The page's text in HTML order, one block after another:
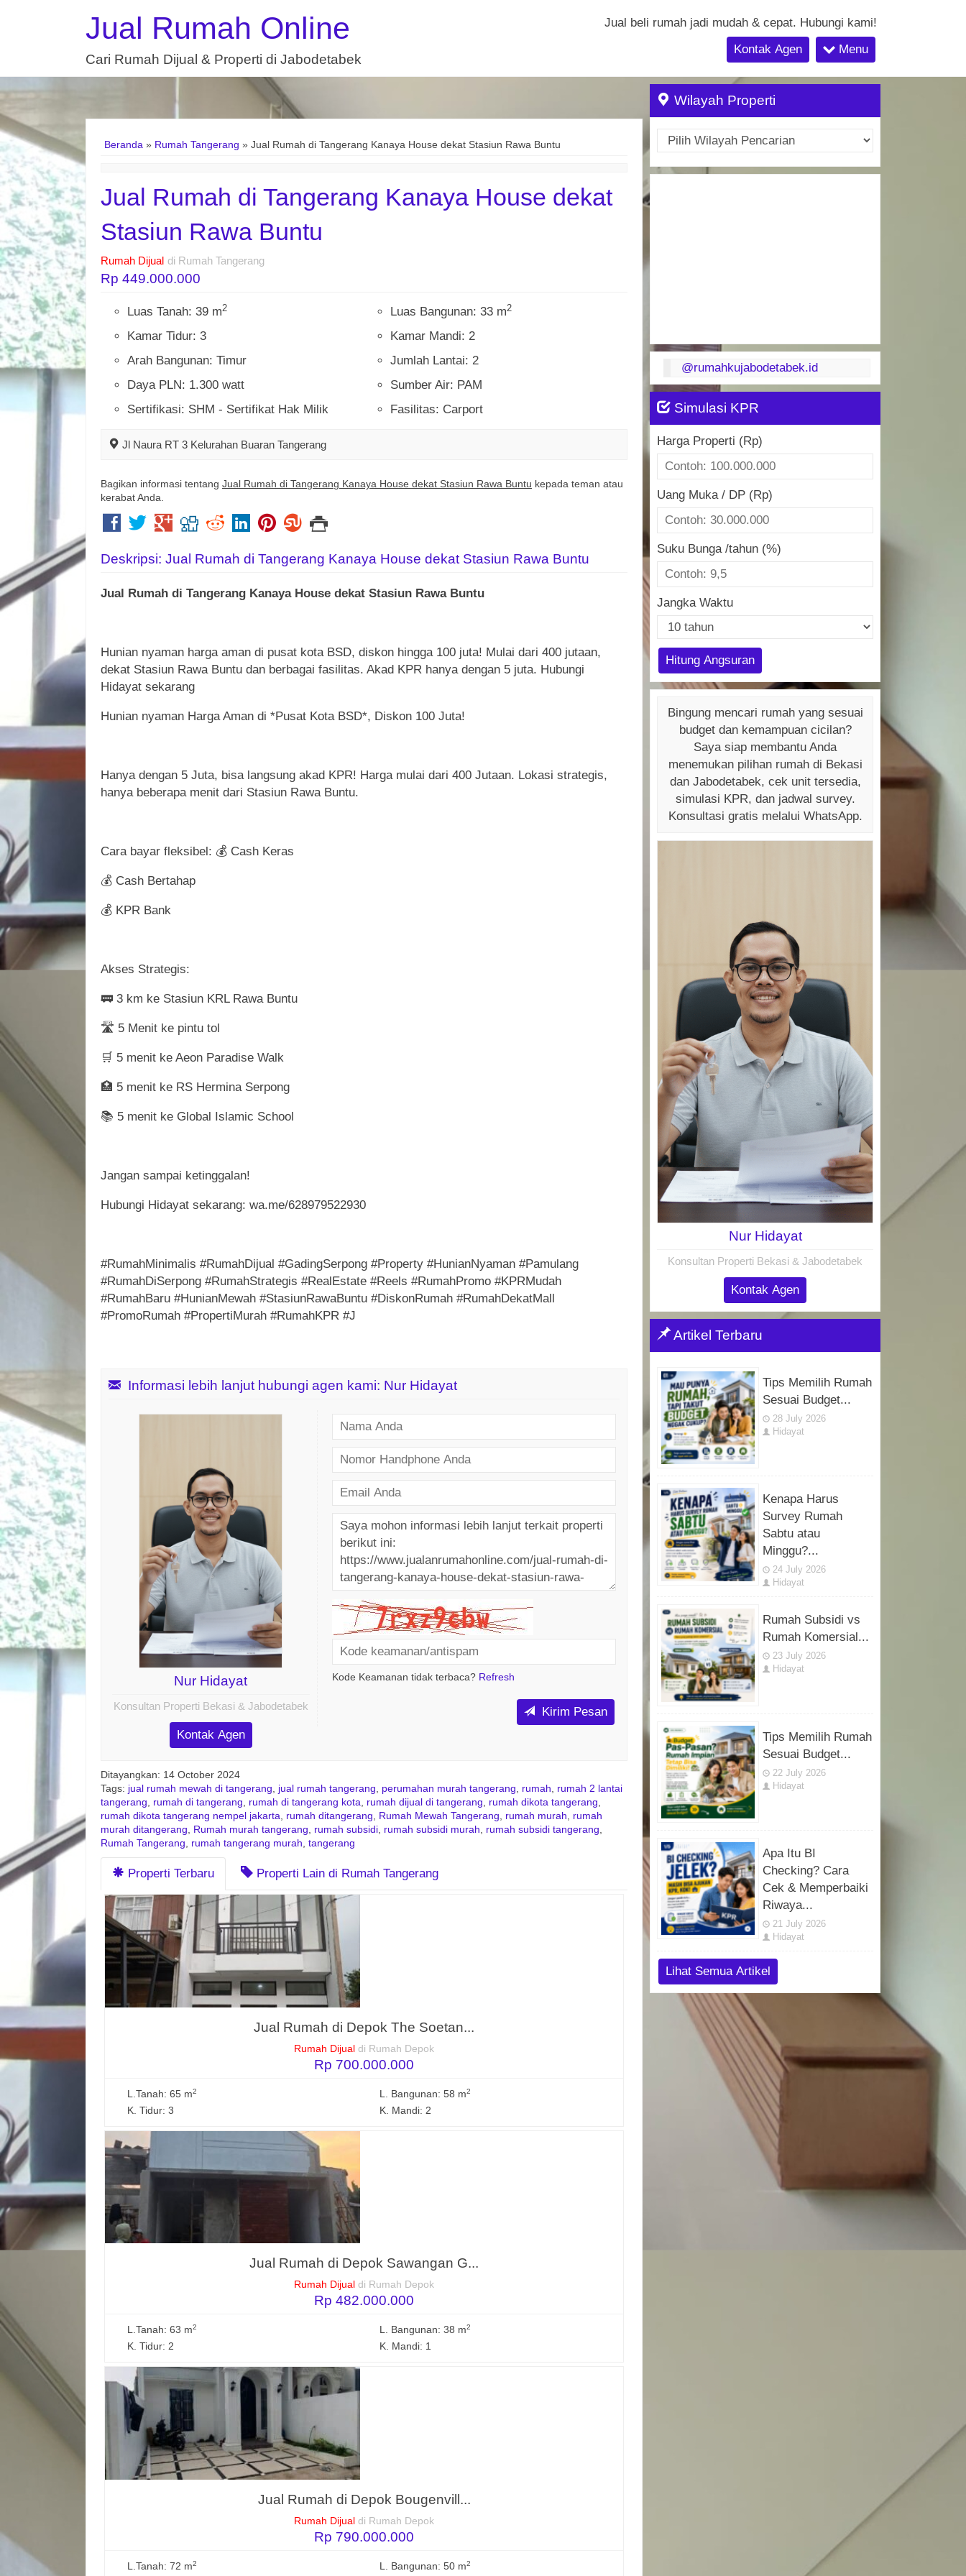
Jual Rumah Online
Cari Rumah Dijual & Properti di Jabodetabek
Jual beli rumah jadi mudah & cepat. Hubungi kami!
Kontak Agen
Menu
Beranda » Rumah Tangerang » Jual Rumah di Tangerang Kanaya House dekat Stasiun Rawa Buntu
Jual Rumah di Tangerang Kanaya House dekat
Stasiun Rawa Buntu
Rumah Dijual di Rumah Tangerang
Rp 449.000.000
Luas Tanah: 39 m2 Luas Bangunan: 33 m2
Kamar Tidur: 3
Kamar Mandi: 2
Arah Bangunan: Timur
Jumlah Lantai: 2
Daya PLN: 1.300 watt
Sumber Air: PAM
Sertifikasi: SHM - Sertifikat Hak Milik
Fasilitas: Carport
Jl Naura RT 3 Kelurahan Buaran Tangerang
Bagikan informasi tentang Jual Rumah di Tangerang Kanaya House dekat Stasiun Rawa Buntu kepada teman atau
kerabat Anda.
Deskripsi: Jual Rumah di Tangerang Kanaya House dekat Stasiun Rawa Buntu
Jual Rumah di Tangerang Kanaya House dekat Stasiun Rawa Buntu
Hunian nyaman harga aman di pusat kota BSD, diskon hingga 100 juta! Mulai dari 400 jutaan,
dekat Stasiun Rawa Buntu dan berbagai fasilitas. Akad KPR hanya dengan 5 juta. Hubungi
Hidayat sekarang
Hunian nyaman Harga Aman di *Pusat Kota BSD*, Diskon 100 Juta!
Hanya dengan 5 Juta, bisa langsung akad KPR! Harga mulai dari 400 Jutaan. Lokasi strategis,
hanya beberapa menit dari Stasiun Rawa Buntu.
Cara bayar fleksibel: 💰 Cash Keras
💰 Cash Bertahap
💰 KPR Bank
Akses Strategis:
🚃 3 km ke Stasiun KRL Rawa Buntu
🛣️ 5 Menit ke pintu tol
🛒 5 menit ke Aeon Paradise Walk
🏥 5 menit ke RS Hermina Serpong
📚 5 menit ke Global Islamic School
Jangan sampai ketinggalan!
Hubungi Hidayat sekarang: wa.me/628979522930
#RumahMinimalis #RumahDijual #GadingSerpong #Property #HunianNyaman #Pamulang
#RumahDiSerpong #RumahStrategis #RealEstate #Reels #RumahPromo #KPRMudah
#RumahBaru #HunianMewah #StasiunRawaBuntu #DiskonRumah #RumahDekatMall
#PromoRumah #PropertiMurah #RumahKPR #J
Informasi lebih lanjut hubungi agen kami: Nur Hidayat
Nur Hidayat
Konsultan Properti Bekasi & Jabodetabek
Kontak Agen
Kode Keamanan tidak terbaca? Refresh
Kirim Pesan
Ditayangkan: 14 October 2024
Tags: jual rumah mewah di tangerang, jual rumah tangerang, perumahan murah tangerang, rumah, rumah 2 lantai
tangerang, rumah di tangerang, rumah di tangerang kota, rumah dijual di tangerang, rumah dikota tangerang,
rumah dikota tangerang nempel jakarta, rumah ditangerang, Rumah Mewah Tangerang, rumah murah, rumah
murah ditangerang, Rumah murah tangerang, rumah subsidi, rumah subsidi murah, rumah subsidi tangerang,
Rumah Tangerang, rumah tangerang murah, tangerang
Properti Terbaru Properti Lain di Rumah Tangerang
Jual Rumah di Depok The Soetan...
Rumah Dijual di Rumah Depok
Rp 700.000.000
L.Tanah: 65 m2 L. Bangunan: 58 m2
K. Tidur: 3 K. Mandi: 2
Jual Rumah di Depok Sawangan G...
Rumah Dijual di Rumah Depok
Rp 482.000.000
L.Tanah: 63 m2 L. Bangunan: 38 m2
K. Tidur: 2 K. Mandi: 1
Jual Rumah di Depok Bougenvill...
Rumah Dijual di Rumah Depok
Rp 790.000.000
L.Tanah: 72 m2 L. Bangunan: 50 m2
Wilayah Properti
@rumahkujabodetabek.id
Simulasi KPR
Harga Properti (Rp)
Uang Muka / DP (Rp)
Suku Bunga /tahun (%)
Jangka Waktu
Hitung Angsuran
Bingung mencari rumah yang sesuai
budget dan kemampuan cicilan?
Saya siap membantu Anda
menemukan pilihan rumah di Bekasi
dan Jabodetabek, cek unit tersedia,
simulasi KPR, dan jadwal survey.
Konsultasi gratis melalui WhatsApp.
Nur Hidayat
Konsultan Properti Bekasi & Jabodetabek
Kontak Agen
Artikel Terbaru
Tips Memilih Rumah
Sesuai Budget...
28 July 2026
Hidayat
Kenapa Harus
Survey Rumah
Sabtu atau
Minggu?...
24 July 2026
Hidayat
Rumah Subsidi vs
Rumah Komersial...
23 July 2026
Hidayat
Tips Memilih Rumah
Sesuai Budget...
22 July 2026
Hidayat
Apa Itu BI
Checking? Cara
Cek & Memperbaiki
Riwaya...
21 July 2026
Hidayat
Lihat Semua Artikel